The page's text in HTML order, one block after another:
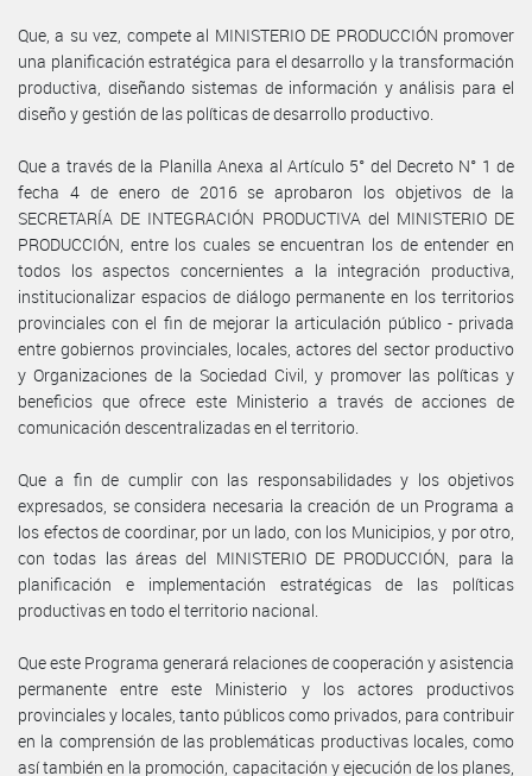
Que, a su vez, compete al MINISTERIO DE PRODUCCIÓN promover
una planificación estratégica para el desarrollo y la transformación
productiva, diseñando sistemas de información y análisis para el
diseño y gestión de las políticas de desarrollo productivo.
Que a través de la Planilla Anexa al Artículo 5° del Decreto N° 1 de
fecha 4 de enero de 2016 se aprobaron los objetivos de la
SECRETARÍA DE INTEGRACIÓN PRODUCTIVA del MINISTERIO DE
PRODUCCIÓN, entre los cuales se encuentran los de entender en
todos los aspectos concernientes a la integración productiva,
institucionalizar espacios de diálogo permanente en los territorios
provinciales con el fin de mejorar la articulación público - privada
entre gobiernos provinciales, locales, actores del sector productivo
y Organizaciones de la Sociedad Civil, y promover las políticas y
beneficios que ofrece este Ministerio a través de acciones de
comunicación descentralizadas en el territorio.
Que a fin de cumplir con las responsabilidades y los objetivos
expresados, se considera necesaria la creación de un Programa a
los efectos de coordinar, por un lado, con los Municipios, y por otro,
con todas las áreas del MINISTERIO DE PRODUCCIÓN, para la
planificación e implementación estratégicas de las políticas
productivas en todo el territorio nacional.
Que este Programa generará relaciones de cooperación y asistencia
permanente entre este Ministerio y los actores productivos
provinciales y locales, tanto públicos como privados, para contribuir
en la comprensión de las problemáticas productivas locales, como
así también en la promoción, capacitación y ejecución de los planes,